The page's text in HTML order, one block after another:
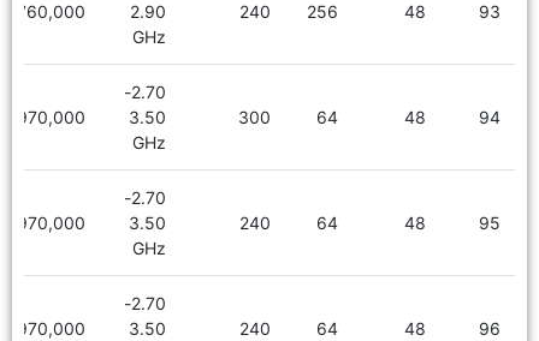
93
48
256
240
2.90
GHz
8,760,000
94
48
64
300
2.70-
3.50
GHz
5,970,000
95
48
64
240
2.70-
3.50
GHz
5,970,000
96
48
64
240
2.70-
3.50
5,970,000